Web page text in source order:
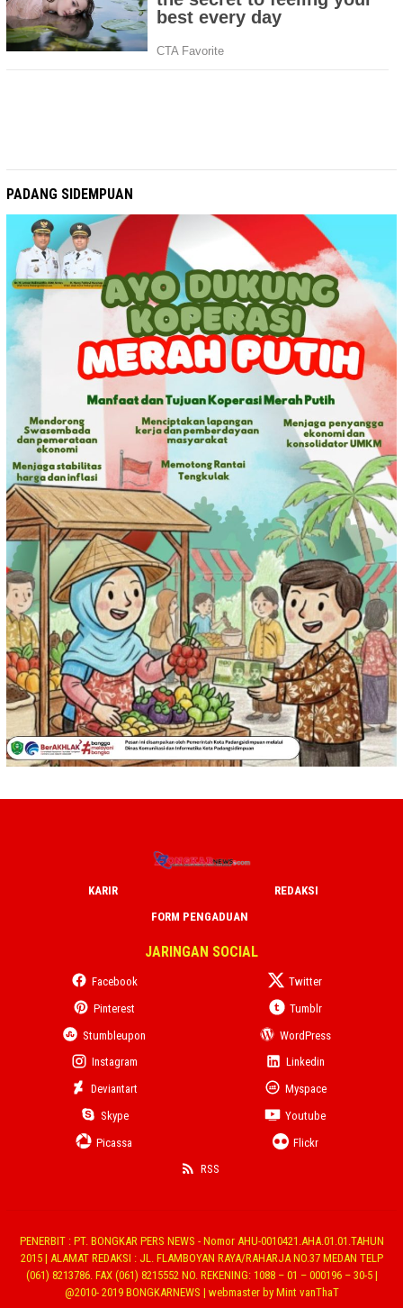
PADANG SIDEMPUAN
KARIR
REDAKSI
FORM PENGADUAN
JARINGAN SOCIAL
Facebook
Twitter
Pinterest
Tumblr
Stumbleupon
WordPress
Instagram
Linkedin
Deviantart
Myspace
Skype
Youtube
Picassa
Flickr
RSS
PENERBIT : PT. BONGKAR PERS NEWS - Nomor AHU-0010421.AHA.01.01.TAHUN
2015 | ALAMAT REDAKSI : JL. FLAMBOYAN RAYA/RAHARJA NO.37 MEDAN TELP
(061) 8213786. FAX (061) 8215552 NO. REKENING: 1088 – 01 – 000196 – 30-5 |
@2010- 2019 BONGKARNEWS | webmaster by Mint vanThaT